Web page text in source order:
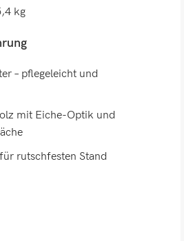
kg
– pflegeleicht und
mit Eiche-Optik und
rutschfesten Stand